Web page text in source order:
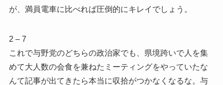
が、満員電車に比べれば圧倒的にキレイでしょう。
2 – 7
これで与野党のどちらの政治家でも、県境跨いで人を集
めて大人数の会食を兼ねたミーティングをやっていたな
んて記事が出てきたら本当に収拾がつかなくなるな。与